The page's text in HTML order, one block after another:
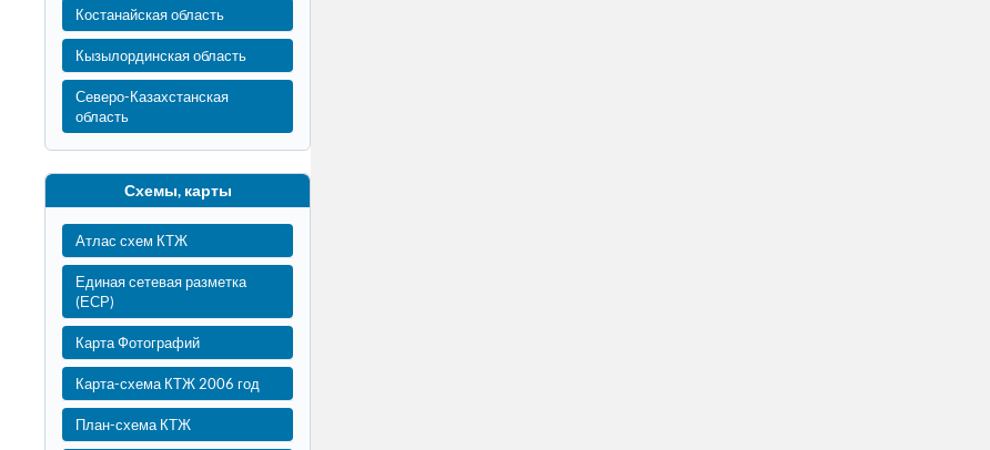
Костанайская область
Кызылординская область
Северо-Казахстанская
область
Схемы, карты
Атлас схем КТЖ
Единая сетевая разметка
(ЕСР)
Карта Фотографий
Карта-схема КТЖ 2006 год
План-схема КТЖ